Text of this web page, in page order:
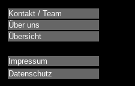
Kontakt / Team
Über uns
Übersicht
Impressum
Datenschutz